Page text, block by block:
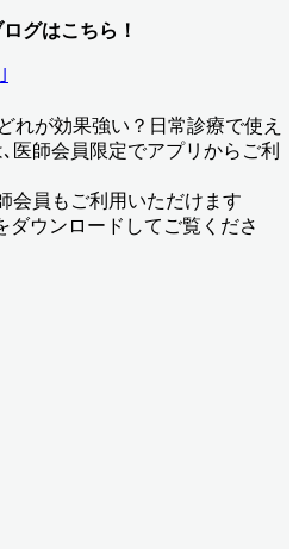
グはこちら！
れが効果強い？日常診療で使え
医師会員限定でアプリからご利
会員もご利用いただけます
ウンロードしてご覧くださ